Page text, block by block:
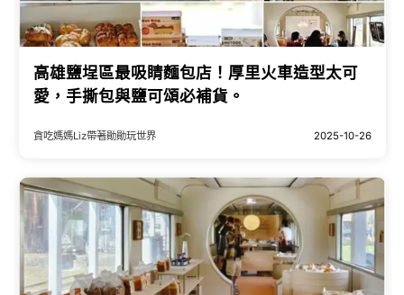
高雄鹽埕區最吸睛麵包店！厚里火車造型太可
愛，手撕包與鹽可頌必補貨。
貪吃媽媽Liz帶著勛勛玩世界 2025-10-26